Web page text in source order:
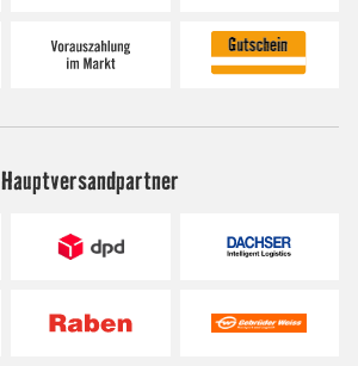
Hauptversandpartner